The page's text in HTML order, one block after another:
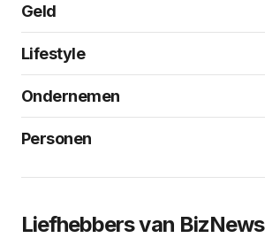
Geld
Lifestyle
Ondernemen
Personen
Liefhebbers van BizNews